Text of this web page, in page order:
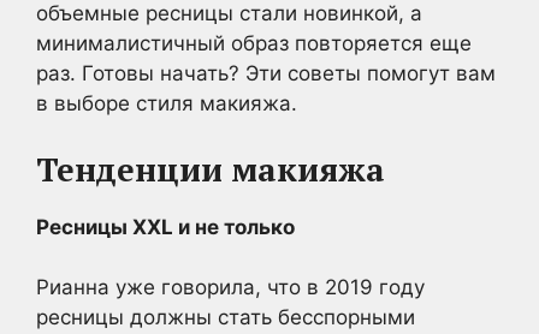
объемные ресницы стали новинкой, а
минималистичный образ повторяется еще
раз. Готовы начать? Эти советы помогут вам
в выборе стиля макияжа.
Тенденции макияжа
Ресницы XXL и не только
Рианна уже говорила, что в 2019 году
ресницы должны стать бесспорными